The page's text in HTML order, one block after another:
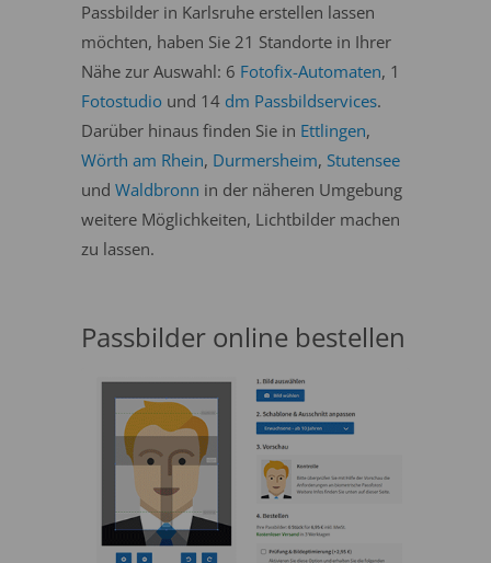
Passbilder in Karlsruhe erstellen lassen
möchten, haben Sie 21 Standorte in Ihrer
Nähe zur Auswahl: 6 Fotofix-Automaten, 1
Fotostudio und 14 dm Passbildservices.
Darüber hinaus finden Sie in Ettlingen,
Wörth am Rhein, Durmersheim, Stutensee
und Waldbronn in der näheren Umgebung
weitere Möglichkeiten, Lichtbilder machen
zu lassen.
Passbilder online bestellen